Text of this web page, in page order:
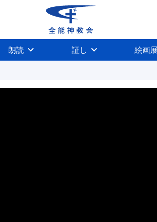
朗読 証し 絵画展